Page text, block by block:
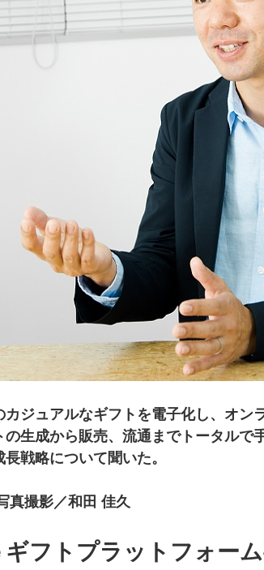
カジュアルなギフトを電子化し、オ
の生成から販売、流通までトータル
戦略について聞いた。
撮影／和田 佳久
フトプラットフォー